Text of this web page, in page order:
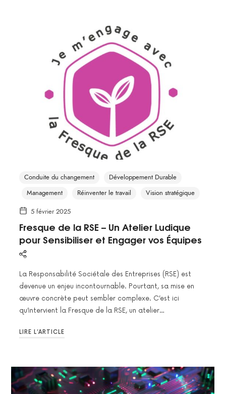
Conduite du changement
Développement Durable
Management
Réinventer le travail Vision stratégique
5 février 2025
Fresque de la RSE – Un Atelier Ludique
pour Sensibiliser et Engager vos Équipes
La Responsabilité Sociétale des Entreprises (RSE) est
devenue un enjeu incontournable. Pourtant, sa mise en
œuvre concrète peut sembler complexe. C’est ici
qu’intervient la Fresque de la RSE, un atelier…
LIRE L’ARTICLE